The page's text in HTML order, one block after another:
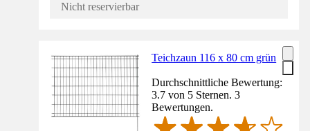
Nicht reservierbar
Teichzaun 116 x 80 cm grün
Durchschnittliche Bewertung:
3.7 von 5 Sternen. 3
Bewertungen.